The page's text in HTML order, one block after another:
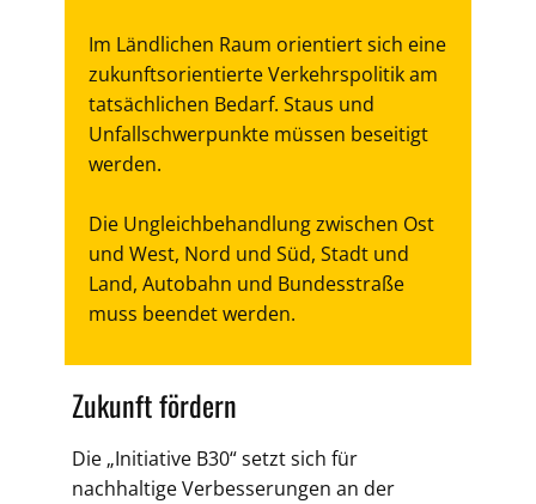
Im Ländlichen Raum orientiert sich eine
zukunftsorientierte Verkehrspolitik am
tatsächlichen Bedarf. Staus und
Unfallschwerpunkte müssen beseitigt
werden.
Die Ungleichbehandlung zwischen Ost
und West, Nord und Süd, Stadt und
Land, Autobahn und Bundesstraße
muss beendet werden.
Zukunft fördern
Die „Initiative B30“ setzt sich für
nachhaltige Verbesserungen an der